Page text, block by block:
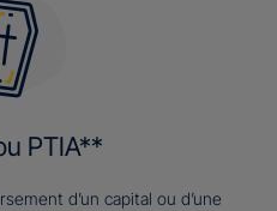
PTIA**
d’un capital ou d’une